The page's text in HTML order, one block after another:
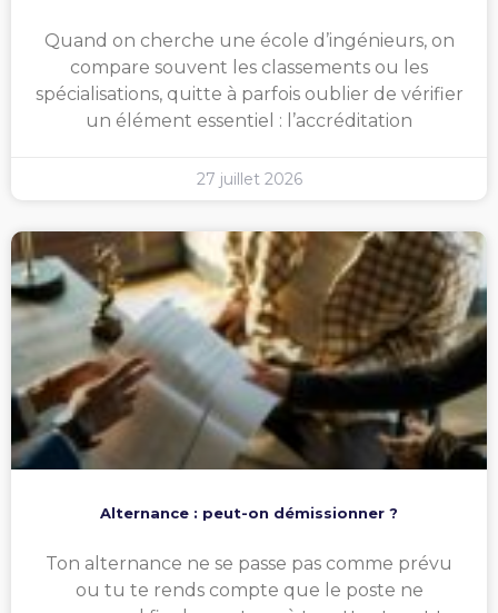
Quand on cherche une école d’ingénieurs, on
compare souvent les classements ou les
spécialisations, quitte à parfois oublier de vérifier
un élément essentiel : l’accréditation
27 juillet 2026
Alternance : peut-on démissionner ?
Ton alternance ne se passe pas comme prévu
ou tu te rends compte que le poste ne